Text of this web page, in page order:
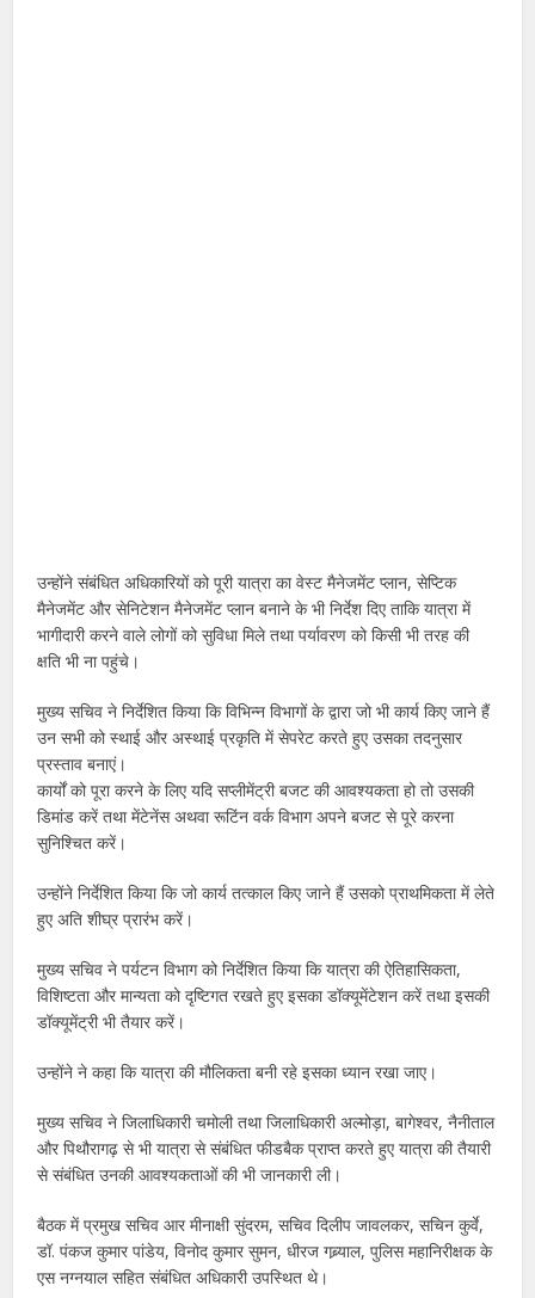
उन्होंने संबंधित अधिकारियों को पूरी यात्रा का वेस्ट मैनेजमेंट प्लान, सेप्टिक
मैनेजमेंट और सेनिटेशन मैनेजमेंट प्लान बनाने के भी निर्देश दिए ताकि यात्रा में
भागीदारी करने वाले लोगों को सुविधा मिले तथा पर्यावरण को किसी भी तरह की
क्षति भी ना पहुंचे।
मुख्य सचिव ने निर्देशित किया कि विभिन्न विभागों के द्वारा जो भी कार्य किए जाने हैं
उन सभी को स्थाई और अस्थाई प्रकृति में सेपरेट करते हुए उसका तदनुसार
प्रस्ताव बनाएं।
कार्यों को पूरा करने के लिए यदि सप्लीमेंट्री बजट की आवश्यकता हो तो उसकी
डिमांड करें तथा मेंटेनेंस अथवा रूटिंन वर्क विभाग अपने बजट से पूरे करना
सुनिश्चित करें।
उन्होंने निर्देशित किया कि जो कार्य तत्काल किए जाने हैं उसको प्राथमिकता में लेते
हुए अति शीघ्र प्रारंभ करें।
मुख्य सचिव ने पर्यटन विभाग को निर्देशित किया कि यात्रा की ऐतिहासिकता,
विशिष्टता और मान्यता को दृष्टिगत रखते हुए इसका डॉक्यूमेंटेशन करें तथा इसकी
डॉक्यूमेंट्री भी तैयार करें।
उन्होंने ने कहा कि यात्रा की मौलिकता बनी रहे इसका ध्यान रखा जाए।
मुख्य सचिव ने जिलाधिकारी चमोली तथा जिलाधिकारी अल्मोड़ा, बागेश्वर, नैनीताल
और पिथौरागढ़ से भी यात्रा से संबंधित फीडबैक प्राप्त करते हुए यात्रा की तैयारी
से संबंधित उनकी आवश्यकताओं की भी जानकारी ली।
बैठक में प्रमुख सचिव आर मीनाक्षी सुंदरम, सचिव दिलीप जावलकर, सचिन कुर्वे,
डॉ. पंकज कुमार पांडेय, विनोद कुमार सुमन, धीरज गब्र्याल, पुलिस महानिरीक्षक के
एस नग्नयाल सहित संबंधित अधिकारी उपस्थित थे।